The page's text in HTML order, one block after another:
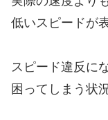
低いスピードが
スピード違反に
困ってしまう状